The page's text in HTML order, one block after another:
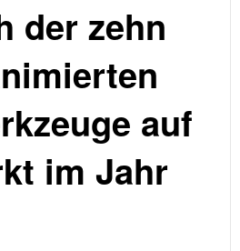
der zehn
auf
im Jahr